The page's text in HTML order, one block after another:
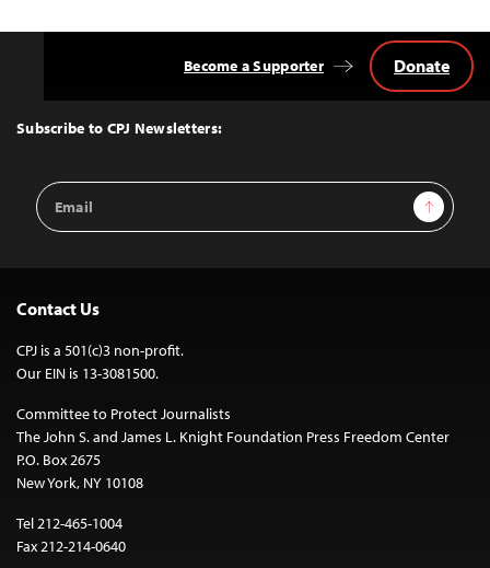
Top
Subscribe to CPJ Newsletters:
Email
Address
Sign Up
Become a Supporter Donate
Contact Us
CPJ is a 501(c)3 non-profit.
Our EIN is 13-3081500.
Committee to Protect Journalists
The John S. and James L. Knight Foundation Press Freedom Center
P.O. Box 2675
New York, NY 10108
Tel 212-465-1004
Fax 212-214-0640